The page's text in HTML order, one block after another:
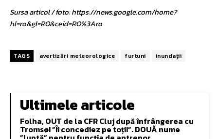
Sursa articol / foto: https://news.google.com/home?
hl=ro&gl=RO&ceid=RO%3Aro
TAGS avertizări meteorologice furtuni inundații
Ultimele articole
Folha, OUT de la CFR Cluj după înfrângerea cu
Tromsø! ”Îi concediez pe toți!”. DOUĂ nume